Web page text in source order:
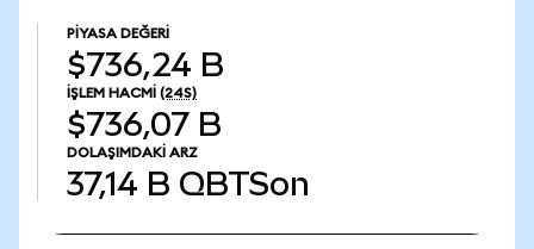
PIYASA DEĞERI
$736,24 B
İŞLEM HACMI (24S)
$736,07 B
DOLAŞIMDAKI ARZ
37,14 B QBTSon